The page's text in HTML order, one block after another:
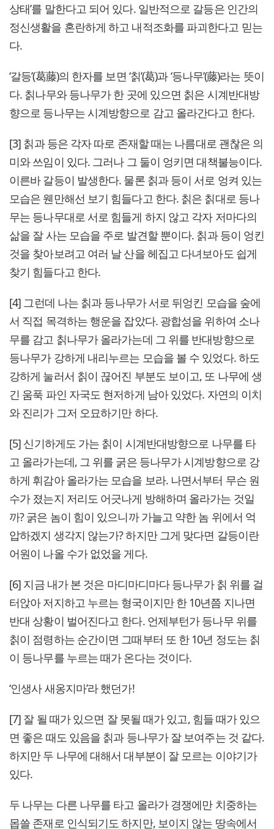
상태’를 말한다고 되어 있다. 일반적으로 갈등은 인간의
정신생활을 혼란하게 하고 내적조화를 파괴한다고 믿는
다.
‘갈등’(葛藤)의 한자를 보면 ‘칡’(葛)과 ‘등나무’(藤)라는 뜻이
다. 칡나무와 등나무가 한 곳에 있으면 칡은 시계반대방
향으로 등나무는 시계방향으로 감고 올라간다고 한다.
[3] 칡과 등은 각자 따로 존재할 때는 나름대로 괜찮은 의
미와 쓰임이 있다. 그러나 그 둘이 엉키면 대책불능이다.
이른바 갈등이 발생한다. 물론 칡과 등이 서로 엉켜 있는
모습은 웬만해선 보기 힘들다고 한다. 칡은 칡대로 등나
무는 등나무대로 서로 힘들게 하지 않고 각자 저마다의
삶을 잘 사는 모습을 주로 발견할 뿐이다. 칡과 등이 엉킨
것을 찾아보려고 여러 날 산을 헤집고 다녀보아도 쉽게
찾기 힘들다고 한다.
[4] 그런데 나는 칡과 등나무가 서로 뒤엉킨 모습을 숲에
서 직접 목격하는 행운을 잡았다. 광합성을 위하여 소나
무를 감고 칡나무가 올라가는데 그 위를 반대방향으로
등나무가 강하게 내리누르는 모습을 볼 수 있었다. 하도
강하게 눌러서 칡이 끊어진 부분도 보이고, 또 나무에 생
긴 움푹 파인 자국도 현저하게 남아 있었다. 자연의 이치
와 진리가 그저 오묘하기만 하다.
[5] 신기하게도 가는 칡이 시계반대방향으로 나무를 타
고 올라가는데, 그 위를 굵은 등나무가 시계방향으로 강
하게 휘감아 올라가는 모습을 보라. 나면서부터 무슨 원
수가 졌는지 저리도 어긋나게 방해하며 올라가는 것일
까? 굵은 놈이 힘이 있으니까 가늘고 약한 놈 위에서 억
압하겠지 생각지 않는가? 하지만 그게 맞다면 갈등이란
어원이 나올 수가 없었을 게다.
[6] 지금 내가 본 것은 마디마디마다 등나무가 칡 위를 걸
터앉아 저지하고 누르는 형국이지만 한 10년쯤 지나면
반대 상황이 벌어진다고 한다. 언제부턴가 등나무 위를
칡이 점령하는 순간이면 그때부터 또 한 10년 정도는 칡
이 등나무를 누르는 때가 온다는 것이다.
‘인생사 새옹지마’라 했던가!
[7] 잘 될 때가 있으면 잘 못될 때가 있고, 힘들 때가 있으
면 좋은 때도 있음을 칡과 등나무가 잘 보여주는 것 같다.
하지만 두 나무에 대해서 대부분이 잘 모르는 이야기가
있다.
두 나무는 다른 나무를 타고 올라가 경쟁에만 치중하는
몹쓸 존재로 인식되기도 하지만, 보이지 않는 땅속에서